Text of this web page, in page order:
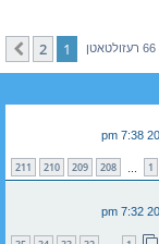
1
2
קומענדיגע
1
208
209
210
211